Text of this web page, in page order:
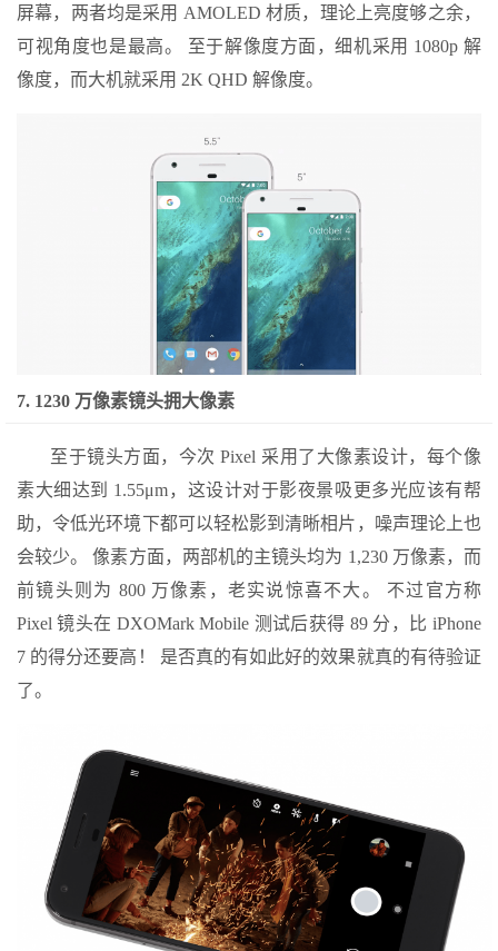
屏幕，两者均是采用 AMOLED 材质，理论上亮度够之余，
可视角度也是最高。 至于解像度方面，细机采用 1080p 解
像度，而大机就采用 2K QHD 解像度。
7. 1230 万像素镜头拥大像素
至于镜头方面，今次 Pixel 采用了大像素设计，每个像
素大细达到 1.55μm，这设计对于影夜景吸更多光应该有帮
助，令低光环境下都可以轻松影到清晰相片，噪声理论上也
会较少。 像素方面，两部机的主镜头均为 1,230 万像素，而
前镜头则为 800 万像素，老实说惊喜不大。 不过官方称
Pixel 镜头在 DXOMark Mobile 测试后获得 89 分，比 iPhone
7 的得分还要高！ 是否真的有如此好的效果就真的有待验证
了。